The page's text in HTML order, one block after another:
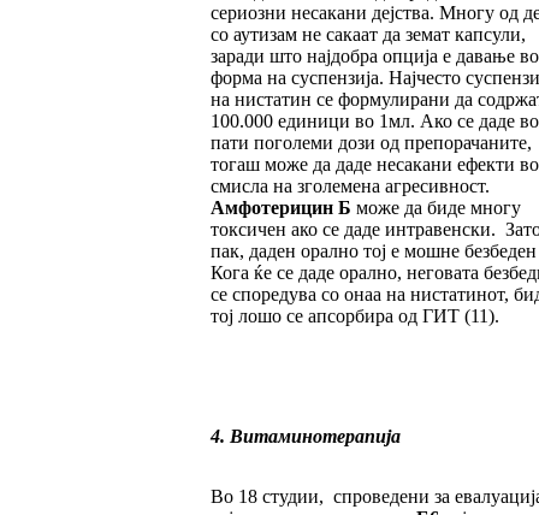
сериозни несакани дејства. Многу од
со аутизам не сакаат да земат капсули,
заради што најдобра опција е давање во
форма на суспензија. Најчесто
на нистатин се формулирани да
100.000 единици во 1мл. Ако се даде
пати поголеми дози од препорачаните,
тогаш може да даде несакани ефекти во
смисла на зголемена агресивност.
Амфотерицин Б може да биде многу
токсичен ако се даде интравенски.
пак, даден орално тој е мошне
Кога ќе се даде орално, неговата
се споредува со онаа на нистатинот,
тој лошо се апсорбира од ГИТ (11).
4. Витаминотерапија
Во 18 студии, спроведени за